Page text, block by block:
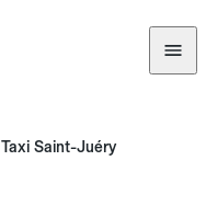
Taxi Saint-Juéry